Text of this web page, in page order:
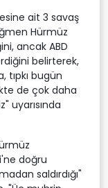
ait 3 savaş
Hürmüz
ancak ABD
belirterek,
tıpkı bugün
de çok daha
uyarısında
doğru
saldırdığı"